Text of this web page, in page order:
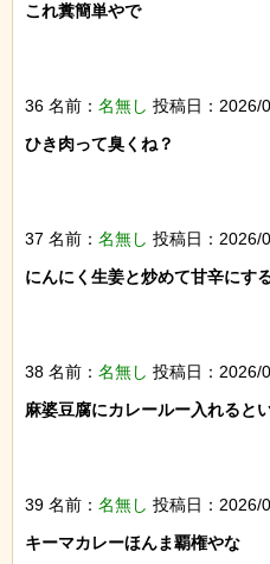
これ糞簡単やで
36 名前： 名無し 投稿日：2026/
ひき肉って臭くね？
37 名前： 名無し 投稿日：2026/
にんにく生姜と炒めて甘辛にす
38 名前： 名無し 投稿日：2026/
麻婆豆腐にカレールー入れると
39 名前： 名無し 投稿日：2026/
キーマカレーほんま覇権やな